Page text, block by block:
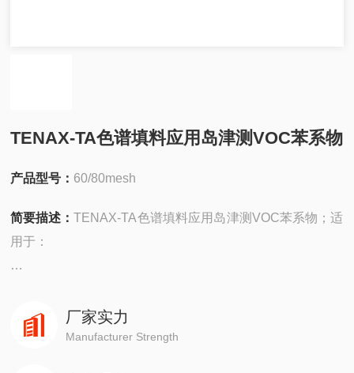
TENAX-TA色谱填料应用岛津测VOC苯系物
产品型号： 60/80mesh
简要描述：TENAX-TA色谱填料应用岛津测VOC苯系物；适
用于：
4890,5890,6890,7820,7890,8860,8890
厂家实力
Manufacturer Strength